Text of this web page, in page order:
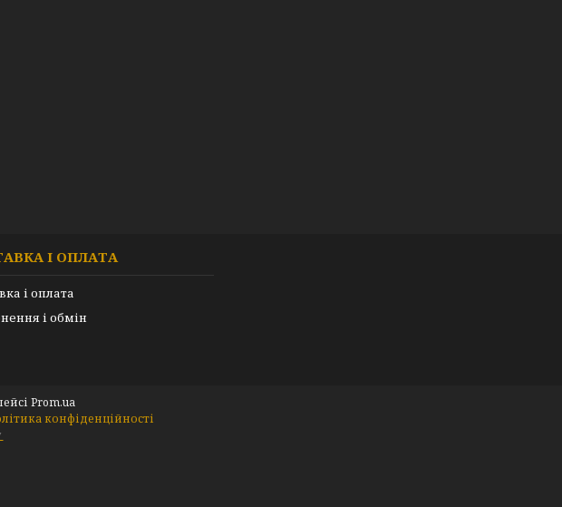
І ОПЛАТА
і оплата
і обмін
Prom.ua
конфіденційності